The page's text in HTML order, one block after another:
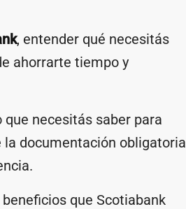
, entender qué necesitás
ahorrarte tiempo y
necesitás saber para
documentación obligatoria
que Scotiabank